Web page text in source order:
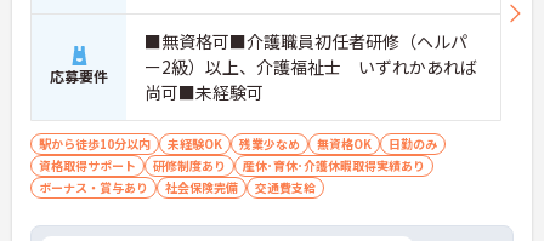
応募要件
■無資格可■介護職員初任者研修（ヘルパ
ー2級）以上、介護福祉士 いずれかあれば
尚可■未経験可
駅から徒歩10分以内 未経験OK 残業少なめ 無資格OK
日勤のみ
資格取得サポート
研修制度あり
産休･育休･介護休暇取得実績あり
ボーナス・賞与あり
社会保険完備 交通費支給